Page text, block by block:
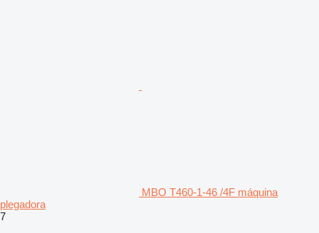
MBO T460-1-46 /4F máquina
plegadora
7